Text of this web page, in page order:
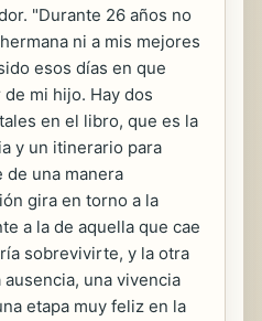
"Durante 26 años no
ni a mis mejores
esos días en que
mi hijo. Hay dos
en el libro, que es la
y un itinerario para
una manera
gira en torno a la
a la de aquella que cae
sobrevivirte, y la otra
una vivencia
etapa muy feliz en la